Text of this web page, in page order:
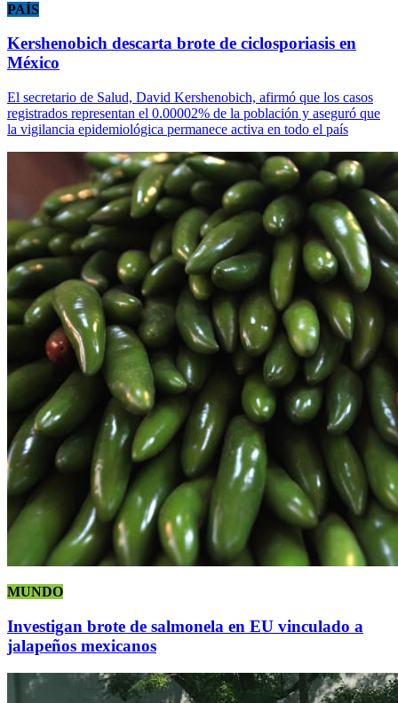
PAÍS
Kershenobich descarta brote de ciclosporiasis en
México
El secretario de Salud, David Kershenobich, afirmó que los casos
registrados representan el 0.00002% de la población y aseguró que
la vigilancia epidemiológica permanece activa en todo el país
MUNDO
Investigan brote de salmonela en EU vinculado a
jalapeños mexicanos